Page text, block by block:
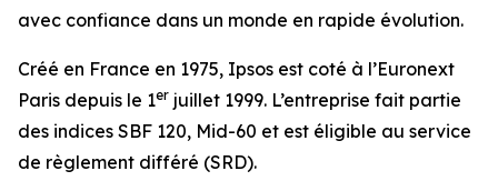
avec confiance dans un monde en rapide évolution.
Créé en France en 1975, Ipsos est coté à l’Euronext
Paris depuis le 1er juillet 1999. L’entreprise fait partie
des indices SBF 120, Mid-60 et est éligible au service
de règlement différé (SRD).